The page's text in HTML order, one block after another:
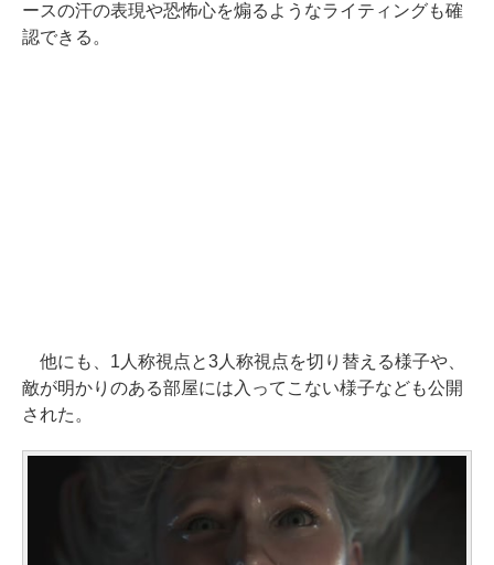
ースの汗の表現や恐怖心を煽るようなライティングも確
認できる。
他にも、1人称視点と3人称視点を切り替える様子や、
敵が明かりのある部屋には入ってこない様子なども公開
された。